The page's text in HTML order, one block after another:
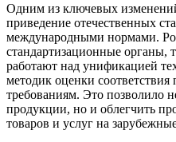
Одним из ключевых
приведение отечественных
международными нормами.
стандартизационные органы,
работают над унификацией
методик оценки
требованиям. Это позволило
продукции, но и облегчить
товаров и услуг на